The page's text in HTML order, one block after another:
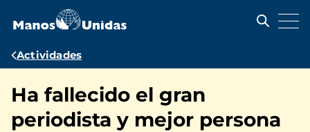
contenido
Ruta
navegación
Actividades
Ha fallecido el gran
periodista y mejor persona